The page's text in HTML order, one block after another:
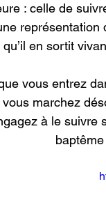
: celle de
représentation
qu’il en sortit
vous entrez
marchez
à le suivre